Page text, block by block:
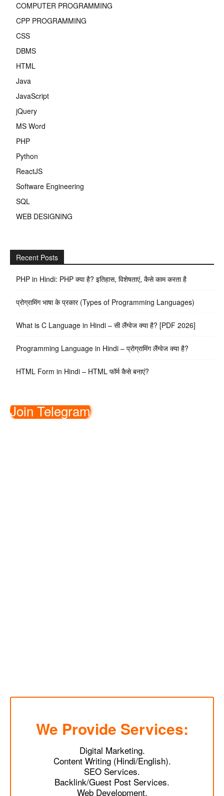
COMPUTER PROGRAMMING
CPP PROGRAMMING
CSS
DBMS
HTML
Java
JavaScript
jQuery
MS Word
PHP
Python
ReactJS
Software Engineering
SQL
WEB DESIGNING
Recent Posts
PHP in Hindi: PHP क्या है? इतिहास, विशेषताएं, कैसे काम करता है
प्रोग्रामिंग भाषा के प्रकार (Types of Programming Languages)
What is C Language in Hindi – सी लैंग्वेज क्या है? [PDF 2026]
Programming Language in Hindi – प्रोग्रामिंग लैंग्वेज क्या है?
HTML Form in Hindi – HTML फॉर्म कैसे बनाएं?
Join Telegram
We Provide Services:
Digital Marketing.
Content Writing (Hindi/English).
SEO Services.
Backlink/Guest Post Services.
Web Development.